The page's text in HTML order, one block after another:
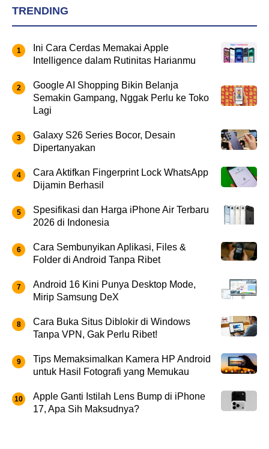
TRENDING
Ini Cara Cerdas Memakai Apple
Intelligence dalam Rutinitas Harianmu
Google AI Shopping Bikin Belanja
Semakin Gampang, Nggak Perlu ke Toko
Lagi
Galaxy S26 Series Bocor, Desain
Dipertanyakan
Cara Aktifkan Fingerprint Lock WhatsApp
Dijamin Berhasil
Spesifikasi dan Harga iPhone Air Terbaru
2026 di Indonesia
Cara Sembunyikan Aplikasi, Files &
Folder di Android Tanpa Ribet
Android 16 Kini Punya Desktop Mode,
Mirip Samsung DeX
Cara Buka Situs Diblokir di Windows
Tanpa VPN, Gak Perlu Ribet!
Tips Memaksimalkan Kamera HP Android
untuk Hasil Fotografi yang Memukau
Apple Ganti Istilah Lens Bump di iPhone
17, Apa Sih Maksudnya?